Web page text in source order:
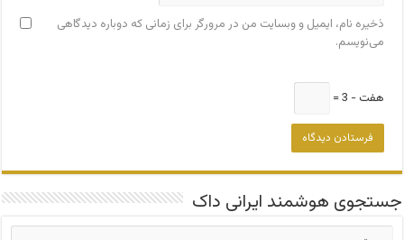
ذخیره نام، ایمیل و وبسایت من در مرورگر برای زمانی که دوباره دیدگاهی
می‌نویسم.
هفت − 3 =
جستجوی هوشمند ایرانی داک